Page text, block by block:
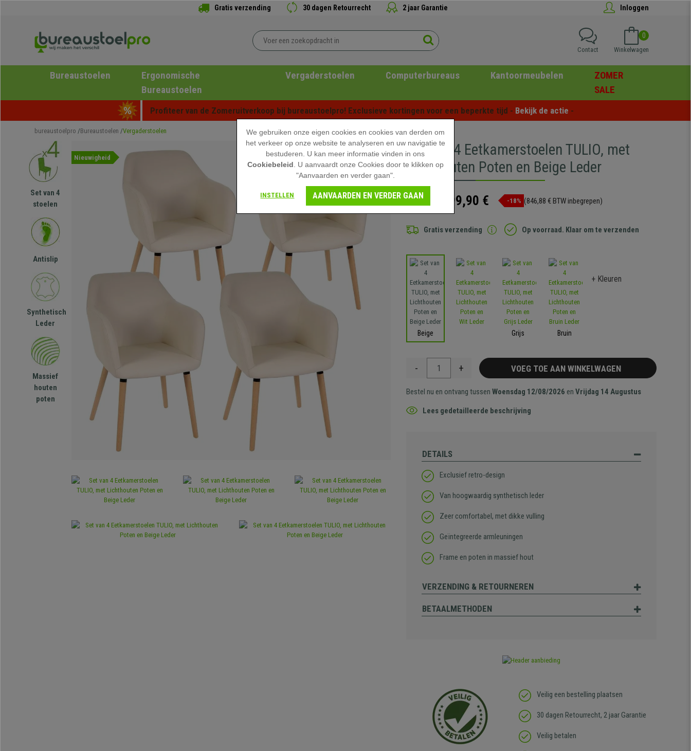
Gratis verzending 30 dagen Retourrecht 2 jaar Garantie Inloggen
0
Winkelwagen
Contact
Bureaustoelen
Ergonomische
Bureaustoelen
Vergaderstoelen Computerbureaus Kantoormeubelen
ZOMER
SALE
Profiteer van de Zomeruitverkoop bij bureaustoelpro! Exclusieve kortingen voor een beperkte tijd - Bekijk de actie -
bureaustoelpro Bureaustoelen Vergaderstoelen
Set van 4
stoelen
Antislip
Synthetisch
Leder
Massief
houten
poten
Nieuwigheid
Set van 4 Eetkamerstoelen TULIO, met
Lichthouten Poten en Beige Leder
849,90 € 699,90 € -18% (846,88 € BTW inbegrepen)
Gratis verzending Op voorraad. Klaar om te verzenden
Beige Grijs Bruin
+ Kleuren
- + VOEG TOE AAN WINKELWAGEN
Bestel nu en ontvang tussenWoensdag 12/08/2026 enVrijdag 14 Augustus
Lees gedetailleerde beschrijving
DETAILS
Exclusief retro-design
Van hoogwaardig synthetisch leder
Zeer comfortabel, met dikke vulling
Geïntegreerde armleuningen
Frame en poten in massief hout
VERZENDING & RETOURNEREN
BETAALMETHODEN
Veilig een bestelling plaatsen
30 dagen Retourrecht, 2 jaar Garantie
Veilig betalen
We gebruiken onze eigen cookies en cookies van derden om
het verkeer op onze website te analyseren en uw navigatie te
bestuderen. U kan meer informatie vinden in ons
Cookiebeleid . U aanvaardt onze Cookies door te klikken op
"Aanvaarden en verder gaan".
INSTELLEN AANVAARDEN EN VERDER GAAN